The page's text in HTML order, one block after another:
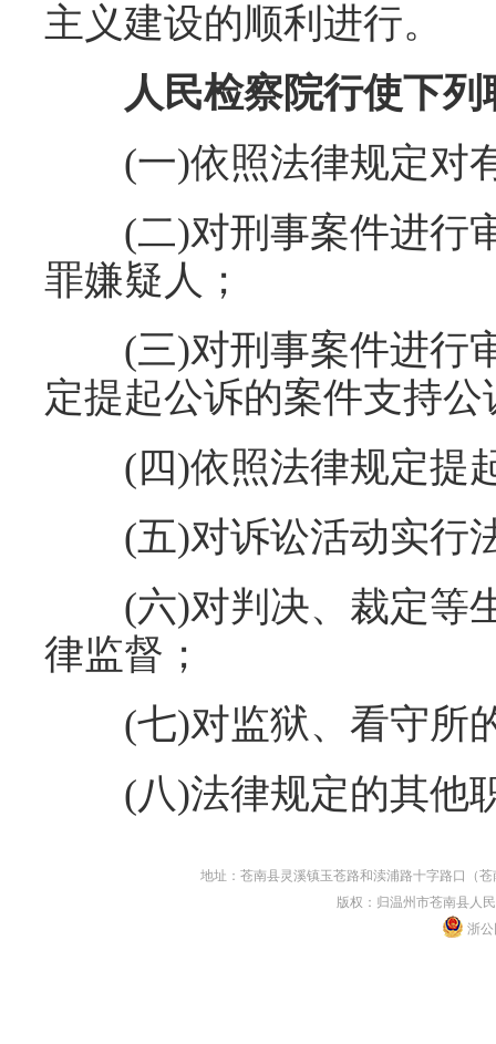
主义建设的顺利进行。
人民检察院行使下列
(一)依照法律规定对
(二)对刑事案件进行审
罪嫌疑人；
(三)对刑事案件进行审
定提起公诉的案件支持公
(四)依照法律规定提
(五)对诉讼活动实行
(六)对判决、裁定等生
律监督；
(七)对监狱、看守所
(八)法律规定的其他
地址：苍南县灵溪镇玉苍路和渎浦路十字路口（
版权：归温州市苍南县人
浙公